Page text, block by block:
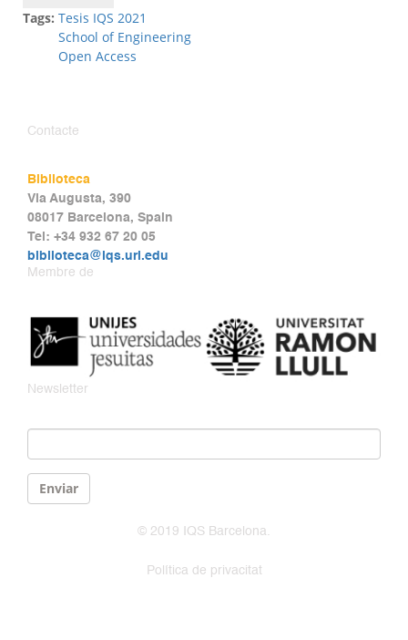
Tags: Tesis IQS 2021
School of Engineering
Open Access
Contacte
Biblioteca
Via Augusta, 390
08017 Barcelona, Spain
Tel: +34 932 67 20 05
biblioteca@iqs.url.edu
Membre de
Newsletter
Enviar
© 2019 IQS Barcelona.
Política de privacitat